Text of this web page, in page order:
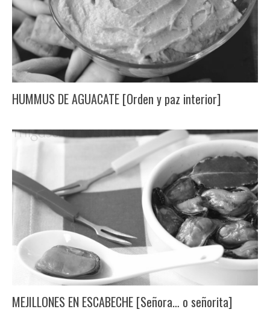
HUMMUS DE AGUACATE [Orden y paz interior]
MEJILLONES EN ESCABECHE [Señora… o señorita]